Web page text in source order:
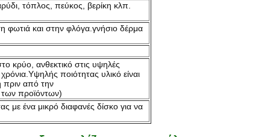
τόπλος, πεύκος, βερίκη κλπ.
φωτιά και στην φλόγα.γνήσιο δέρμα
κρύο, ανθεκτικό στις υψηλές
ποιότητας υλικό είναι
πριν από την
των προϊόντων)
ένα μικρό διαφανές δίσκο για να